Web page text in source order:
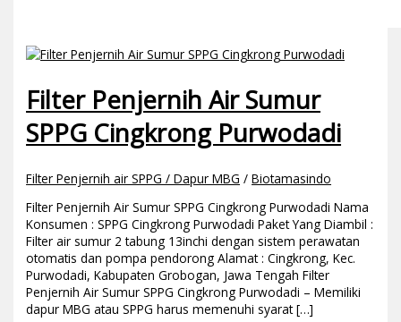
Filter Penjernih Air Sumur
SPPG Cingkrong Purwodadi
Filter Penjernih air SPPG / Dapur MBG /Biotamasindo
Filter Penjernih Air Sumur SPPG Cingkrong Purwodadi Nama
Konsumen : SPPG Cingkrong Purwodadi Paket Yang Diambil :
Filter air sumur 2 tabung 13inchi dengan sistem perawatan
otomatis dan pompa pendorong Alamat : Cingkrong, Kec.
Purwodadi, Kabupaten Grobogan, Jawa Tengah Filter
Penjernih Air Sumur SPPG Cingkrong Purwodadi – Memiliki
dapur MBG atau SPPG harus memenuhi syarat […]